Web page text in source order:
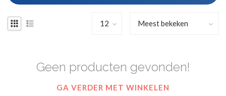
Geen producten gevonden!
GA VERDER MET WINKELEN